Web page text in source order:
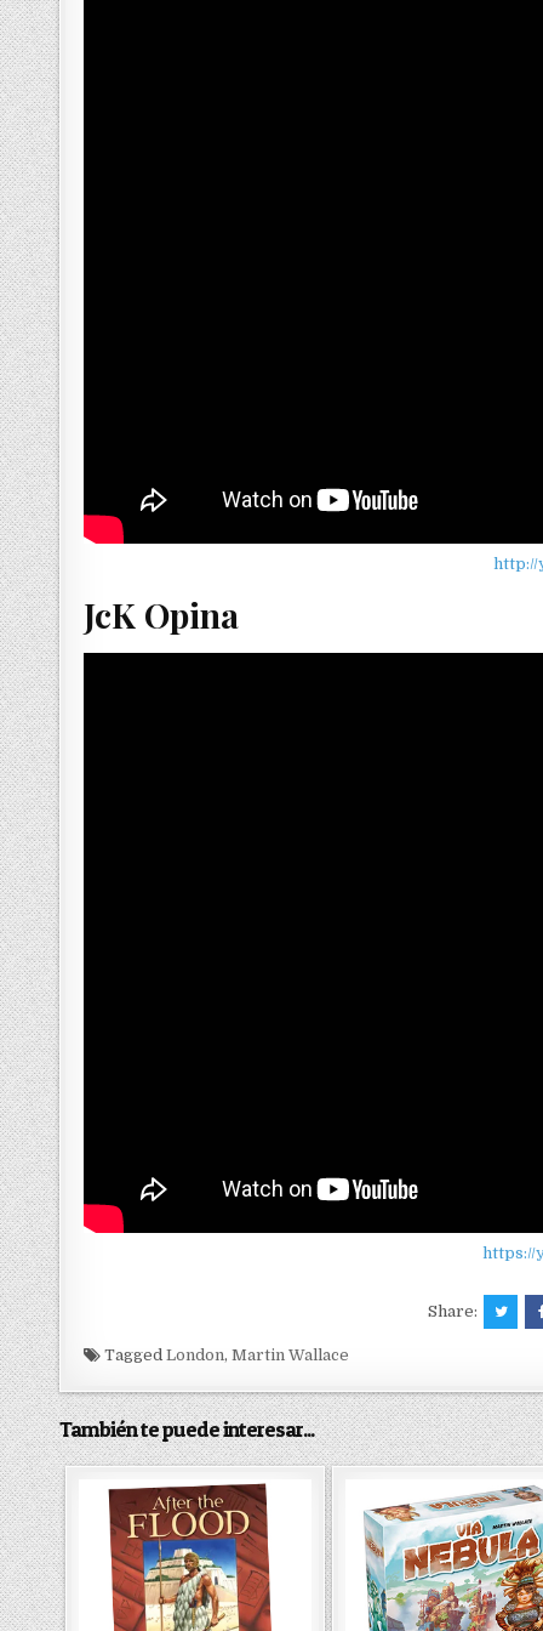
http://
JcK Opina
https://
Share:
TaggedLondon,Martin Wallace
También te puede interesar...